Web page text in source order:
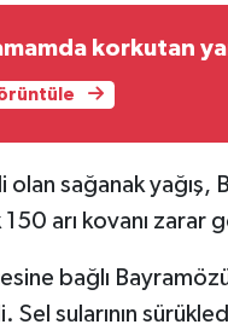
korkutan
olan sağanak
arı kovanı zarar
bağlı
sularının